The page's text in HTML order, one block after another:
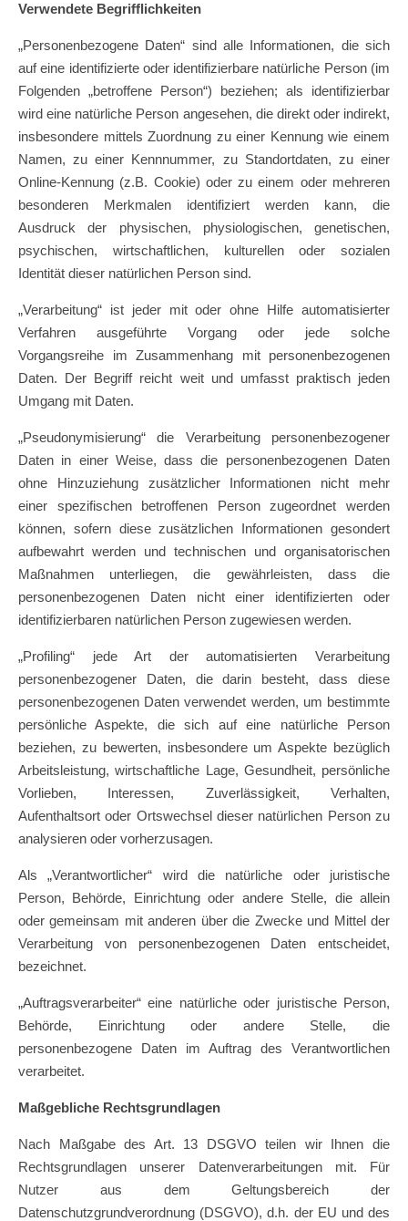
Verwendete Begrifflichkeiten
„Personenbezogene Daten“ sind alle Informationen, die sich
auf eine identifizierte oder identifizierbare natürliche Person (im
Folgenden „betroffene Person“) beziehen; als identifizierbar
wird eine natürliche Person angesehen, die direkt oder indirekt,
insbesondere mittels Zuordnung zu einer Kennung wie einem
Namen, zu einer Kennnummer, zu Standortdaten, zu einer
Online-Kennung (z.B. Cookie) oder zu einem oder mehreren
besonderen Merkmalen identifiziert werden kann, die
Ausdruck der physischen, physiologischen, genetischen,
psychischen, wirtschaftlichen, kulturellen oder sozialen
Identität dieser natürlichen Person sind.
„Verarbeitung“ ist jeder mit oder ohne Hilfe automatisierter
Verfahren ausgeführte Vorgang oder jede solche
Vorgangsreihe im Zusammenhang mit personenbezogenen
Daten. Der Begriff reicht weit und umfasst praktisch jeden
Umgang mit Daten.
„Pseudonymisierung“ die Verarbeitung personenbezogener
Daten in einer Weise, dass die personenbezogenen Daten
ohne Hinzuziehung zusätzlicher Informationen nicht mehr
einer spezifischen betroffenen Person zugeordnet werden
können, sofern diese zusätzlichen Informationen gesondert
aufbewahrt werden und technischen und organisatorischen
Maßnahmen unterliegen, die gewährleisten, dass die
personenbezogenen Daten nicht einer identifizierten oder
identifizierbaren natürlichen Person zugewiesen werden.
„Profiling“ jede Art der automatisierten Verarbeitung
personenbezogener Daten, die darin besteht, dass diese
personenbezogenen Daten verwendet werden, um bestimmte
persönliche Aspekte, die sich auf eine natürliche Person
beziehen, zu bewerten, insbesondere um Aspekte bezüglich
Arbeitsleistung, wirtschaftliche Lage, Gesundheit, persönliche
Vorlieben, Interessen, Zuverlässigkeit, Verhalten,
Aufenthaltsort oder Ortswechsel dieser natürlichen Person zu
analysieren oder vorherzusagen.
Als „Verantwortlicher“ wird die natürliche oder juristische
Person, Behörde, Einrichtung oder andere Stelle, die allein
oder gemeinsam mit anderen über die Zwecke und Mittel der
Verarbeitung von personenbezogenen Daten entscheidet,
bezeichnet.
„Auftragsverarbeiter“ eine natürliche oder juristische Person,
Behörde, Einrichtung oder andere Stelle, die
personenbezogene Daten im Auftrag des Verantwortlichen
verarbeitet.
Maßgebliche Rechtsgrundlagen
Nach Maßgabe des Art. 13 DSGVO teilen wir Ihnen die
Rechtsgrundlagen unserer Datenverarbeitungen mit. Für
Nutzer aus dem Geltungsbereich der
Datenschutzgrundverordnung (DSGVO), d.h. der EU und des